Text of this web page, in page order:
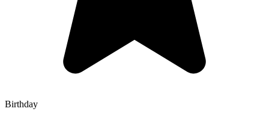
Birthday